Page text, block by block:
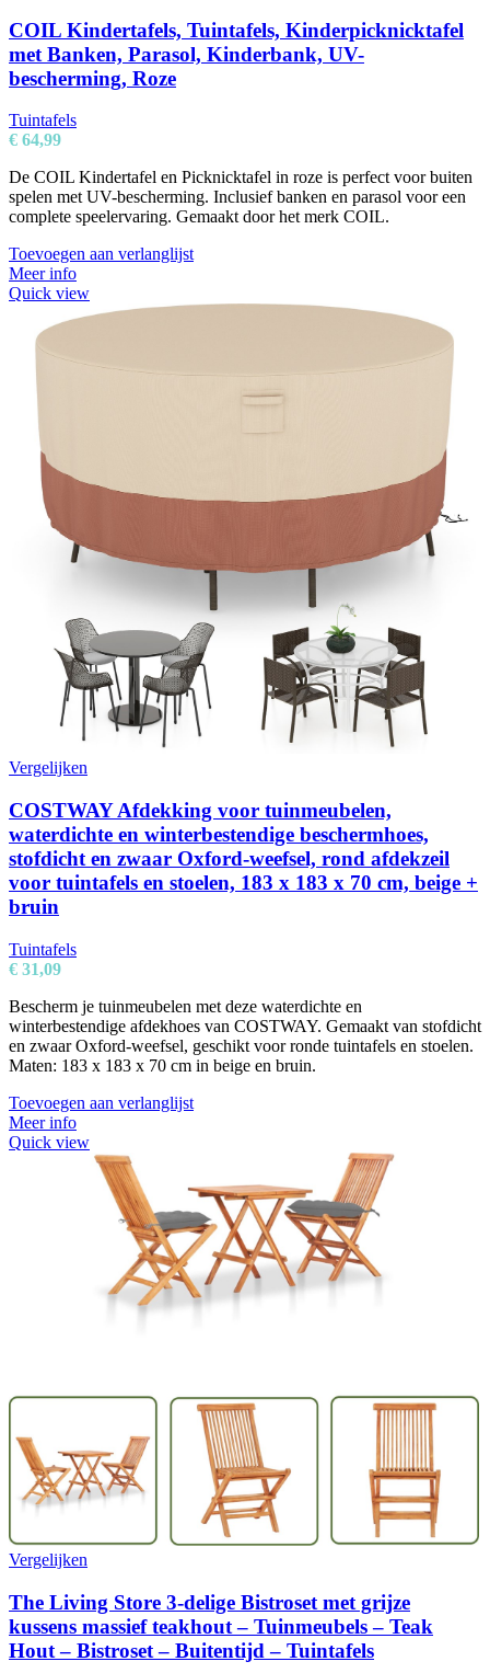
COIL Kindertafels, Tuintafels, Kinderpicknicktafel
met Banken, Parasol, Kinderbank, UV-
bescherming, Roze
Tuintafels
€ 64,99
De COIL Kindertafel en Picknicktafel in roze is perfect voor buiten
spelen met UV-bescherming. Inclusief banken en parasol voor een
complete speelervaring. Gemaakt door het merk COIL.
Toevoegen aan verlanglijst
Meer info
Quick view
Vergelijken
COSTWAY Afdekking voor tuinmeubelen,
waterdichte en winterbestendige beschermhoes,
stofdicht en zwaar Oxford-weefsel, rond afdekzeil
voor tuintafels en stoelen, 183 x 183 x 70 cm, beige +
bruin
Tuintafels
€ 31,09
Bescherm je tuinmeubelen met deze waterdichte en
winterbestendige afdekhoes van COSTWAY. Gemaakt van stofdicht
en zwaar Oxford-weefsel, geschikt voor ronde tuintafels en stoelen.
Maten: 183 x 183 x 70 cm in beige en bruin.
Toevoegen aan verlanglijst
Meer info
Quick view
Vergelijken
The Living Store 3-delige Bistroset met grijze
kussens massief teakhout – Tuinmeubels – Teak
Hout – Bistroset – Buitentijd – Tuintafels